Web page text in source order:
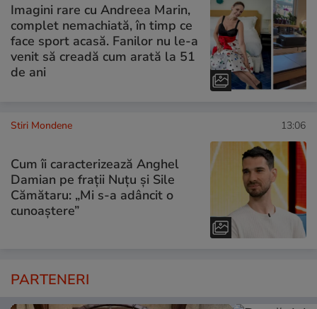
Imagini rare cu Andreea Marin,
complet nemachiată, în timp ce
face sport acasă. Fanilor nu le-a
venit să creadă cum arată la 51
de ani
Stiri Mondene 13:06
Cum îi caracterizează Anghel
Damian pe frații Nuțu și Sile
Cămătaru: „Mi s-a adâncit o
cunoaștere”
PARTENERI